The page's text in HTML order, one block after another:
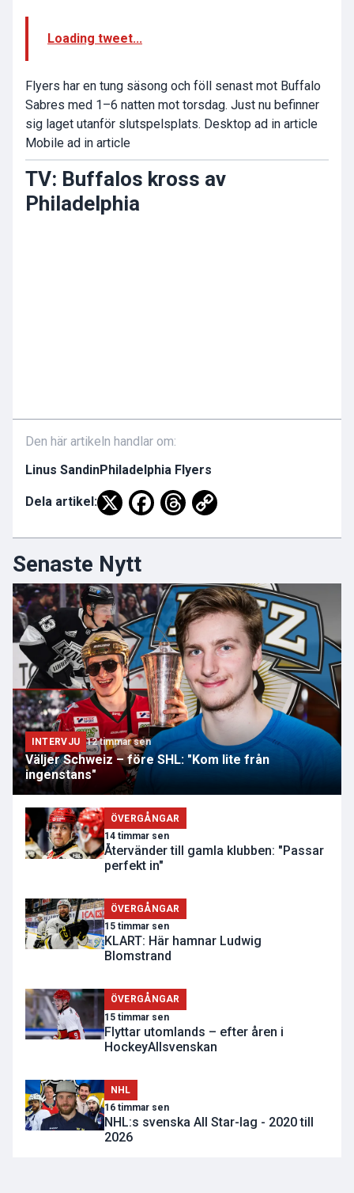
Loading tweet...
Flyers har en tung säsong och föll senast mot Buffalo
Sabres med 1–6 natten mot torsdag. Just nu befinner
sig laget utanför slutspelsplats. Desktop ad in article
Mobile ad in article
TV: Buffalos kross av
Philadelphia
Den här artikeln handlar om:
Linus SandinPhiladelphia Flyers
Dela artikel:
Senaste Nytt
INTERVJU 12 timmar sen
Väljer Schweiz – före SHL: "Kom lite från
ingenstans"
ÖVERGÅNGAR
14 timmar sen
Återvänder till gamla klubben: "Passar
perfekt in"
ÖVERGÅNGAR
15 timmar sen
KLART: Här hamnar Ludwig
Blomstrand
ÖVERGÅNGAR
15 timmar sen
Flyttar utomlands – efter åren i
HockeyAllsvenskan
NHL
16 timmar sen
NHL:s svenska All Star-lag - 2020 till
2026